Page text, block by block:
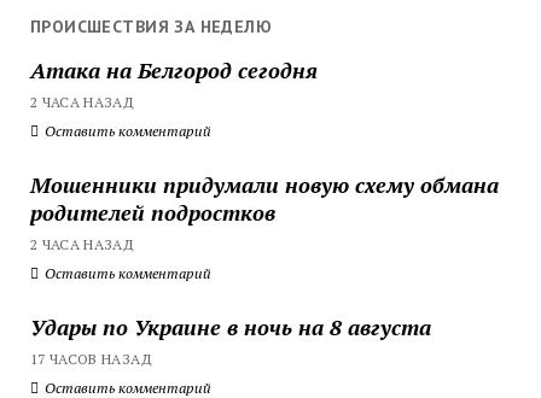
ПРОИСШЕСТВИЯ ЗА НЕДЕЛЮ
Атака на Белгород сегодня
2 ЧАСА НАЗАД
Оставить комментарий
Мошенники придумали новую схему обмана
родителей подростков
2 ЧАСА НАЗАД
Оставить комментарий
Удары по Украине в ночь на 8 августа
17 ЧАСОВ НАЗАД
Оставить комментарий